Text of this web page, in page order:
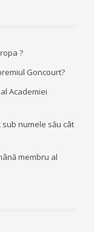
?
Goncourt?
Academiei
numele său cât
membru al